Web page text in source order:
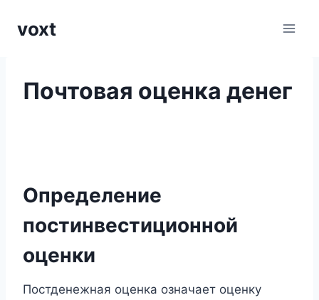
voxt
Почтовая оценка денег
Определение
постинвестиционной
оценки
Постденежная оценка означает оценку